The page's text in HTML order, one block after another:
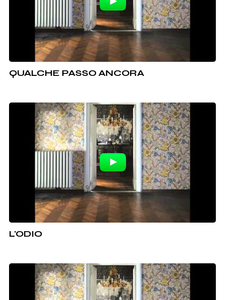
QUALCHE PASSO ANCORA
L'ODIO